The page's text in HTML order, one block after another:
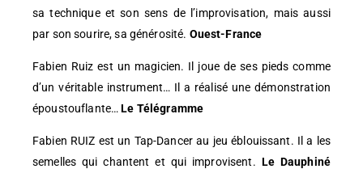
sa technique et son sens de l’improvisation, mais aussi
par son sourire, sa générosité. Ouest-France
Fabien Ruiz est un magicien. Il joue de ses pieds comme
d’un véritable instrument… Il a réalisé une démonstration
époustouflante…Le Télégramme
Fabien RUIZ est un Tap-Dancer au jeu éblouissant. Il a les
semelles qui chantent et qui improvisent. Le Dauphiné